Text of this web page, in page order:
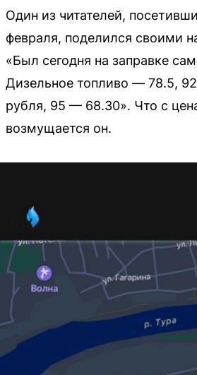
Один из читателей,
февраля, поделился своими
«Был сегодня на заправке
Дизельное топливо — 78.5,
рубля, 95 — 68.30». Что с
возмущается он.